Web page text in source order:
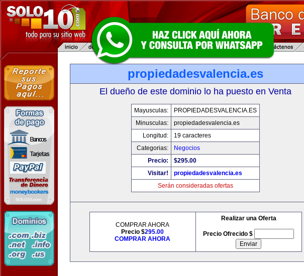
propiedadesvalencia.es
El dueño de este dominio lo ha puesto en Venta
Mayusculas:
PROPIEDADESVALENCIA.ES
Minusculas:
propiedadesvalencia.es
Longitud:
19 caracteres
Categorias:
Negocios
Precio:
$295.00
Visitar!
propiedadesvalencia.es
Serán consideradas ofertas
COMPRAR AHORA
Precio $295.00
COMPRAR AHORA
Realizar una Oferta
Precio Ofrecido $